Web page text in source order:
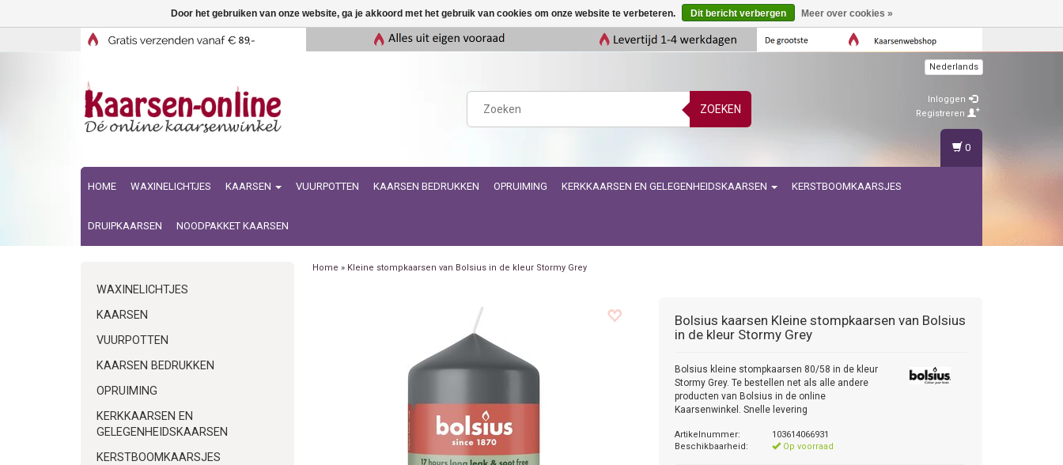
ZOEKEN
Nederlands
Inloggen
Registreren
HOME WAXINELICHTJES KAARSEN VUURPOTTEN KAARSEN BEDRUKKEN OPRUIMING KERKKAARSEN EN GELEGENHEIDSKAARSEN KERSTBOOMKAARSJES
DRUIPKAARSEN NOODPAKKET KAARSEN
0
WAXINELICHTJES
KAARSEN
VUURPOTTEN
KAARSEN BEDRUKKEN
OPRUIMING
KERKKAARSEN EN
GELEGENHEIDSKAARSEN
KERSTBOOMKAARSJES
Home » Kleine stompkaarsen van Bolsius in de kleur Stormy Grey
Bolsius kaarsen Kleine stompkaarsen van Bolsius
in de kleur Stormy Grey
Bolsius kleine stompkaarsen 80/58 in de kleur
Stormy Grey. Te bestellen net als alle andere
producten van Bolsius in de online
Kaarsenwinkel. Snelle levering
Artikelnummer:
103614066931
Beschikbaarheid:
Op voorraad
Door het gebruiken van onze website, ga je akkoord met het gebruik van cookies om onze website te verbeteren. Dit bericht verbergen Meer over cookies »